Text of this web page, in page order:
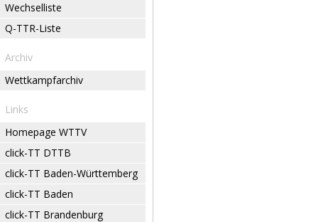
Wechselliste
Q-TTR-Liste
Archiv
Wettkampfarchiv
Links
Homepage WTTV
click-TT DTTB
click-TT Baden-Württemberg
click-TT Baden
click-TT Brandenburg